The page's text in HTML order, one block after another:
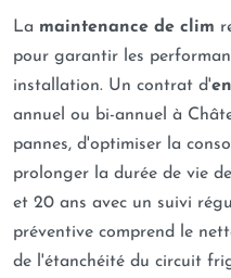
La maintenance de clim
pour garantir les
installation. Un contrat d'
annuel ou bi-annuel à
pannes, d'optimiser la
prolonger la durée de vie
et 20 ans avec un suivi
préventive comprend le
de l'étanchéité du circuit